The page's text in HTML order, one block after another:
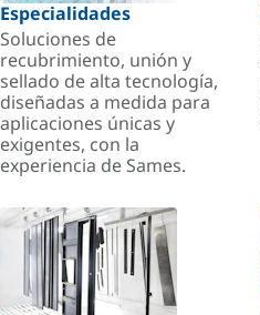
Especialidades
Soluciones de
recubrimiento, unión y
sellado de alta tecnología,
diseñadas a medida para
aplicaciones únicas y
exigentes, con la
experiencia de Sames.